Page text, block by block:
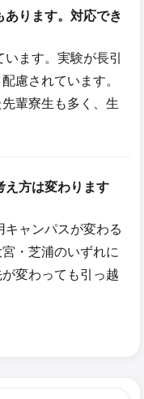
ります。対応でき
ます。実験が長引
慮されています。
輩寮生も多く、生
え方は変わります
ャンパスが変わる
・芝浦のいずれに
変わっても引っ越